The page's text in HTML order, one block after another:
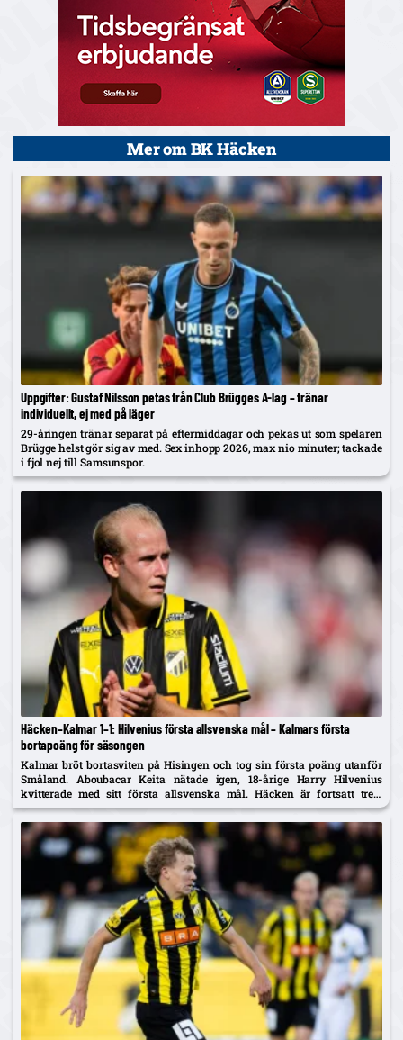
Mer om BK Häcken
Uppgifter: Gustaf Nilsson petas från Club Brügges A-lag – tränar
individuellt, ej med på läger
29-åringen tränar separat på eftermiddagar och pekas ut som spelaren
Brügge helst gör sig av med. Sex inhopp 2026, max nio minuter; tackade
i fjol nej till Samsunspor.
Häcken–Kalmar 1–1: Hilvenius första allsvenska mål – Kalmars första
bortapoäng för säsongen
Kalmar bröt bortasviten på Hisingen och tog sin första poäng utanför
Småland. Aboubacar Keita nätade igen, 18-årige Harry Hilvenius
kvitterade med sitt första allsvenska mål. Häcken är fortsatt trea,
Kalmar kliver upp på tionde plats.